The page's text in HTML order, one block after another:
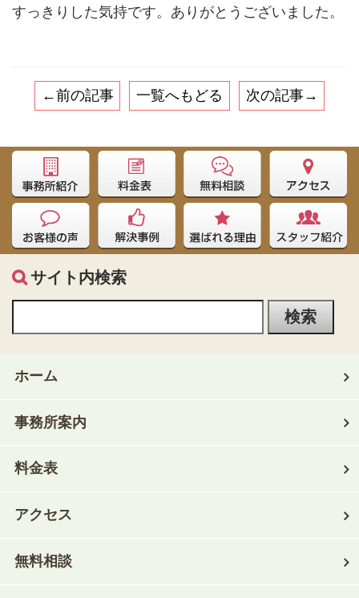
すっきりした気持です。ありがとうございました。
←前の記事 一覧へもどる 次の記事→
サイト内検索
ホーム
事務所案内
料金表
アクセス
無料相談